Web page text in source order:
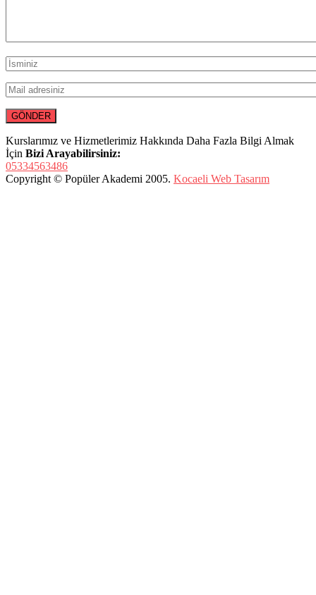
Kurslarımız ve Hizmetlerimiz Hakkında Daha Fazla Bilgi Almak
İçin Bizi Arayabilirsiniz:
05334563486
Copyright © Popüler Akademi 2005. Kocaeli Web Tasarım